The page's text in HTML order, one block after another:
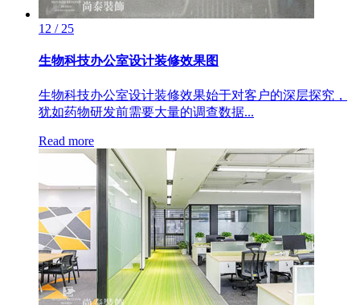
12 / 25
生物科技办公室设计装修效果图
生物科技办公室设计装修效果始于对客户的深层探究，
犹如药物研发前需要大量的调查数据...
Read more